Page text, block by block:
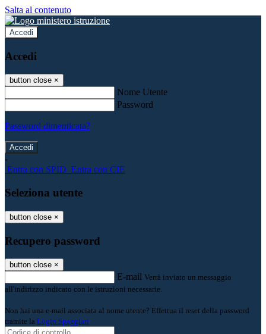
Salta al contenuto
Accedi
Accedi
button close ×
Nome Utente
Password
Password dimenticata?
-
Entra con SPID Entra con CIE
Seleziona utente
button close ×
Recupero password
button close ×
E-mail Verrà inviato un messaggio
all'indirizzo indicato con le istruzioni necessarie.
Non hai una e-mail associata al nome utente? Effettua il reset della password
tramite la Login Spaggiari